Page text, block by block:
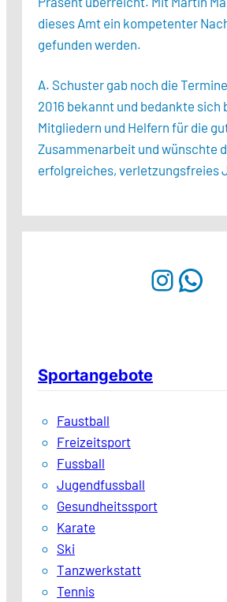
dieses Amt ein kompetenter
gefunden werden.
A. Schuster gab noch die
2016 bekannt und bedankte sich
Mitgliedern und Helfern für die
Zusammenarbeit und wünschte
erfolgreiches, verletzungsfreies
Instagram WhatsApp
Sportangebote
Faustball
Freizeitsport
Fussball
Jugendfussball
Gesundheitssport
Karate
Ski
Tanzwerkstatt
Tennis